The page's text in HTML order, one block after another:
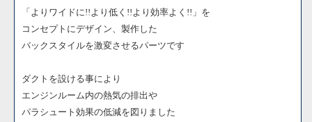
「よりワイドに!!より低く!!より効率よく!!」を
コンセプトにデザイン、製作した
バックスタイルを激変させるパーツです
ダクトを設ける事により
エンジンルーム内の熱気の排出や
パラシュート効果の低減を図りました